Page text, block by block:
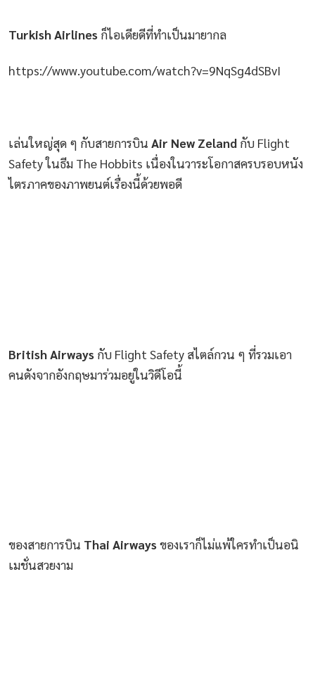
Turkish Airlines ก็ไอเดียดีที่ทำเป็นมายากล
https://www.youtube.com/watch?v=9NqSg4dSBvI
เล่นใหญ่สุด ๆ กับสายการบิน Air New Zeland กับ Flight
Safety ในธีม The Hobbits เนื่องในวาระโอกาสครบรอบหนัง
ไตรภาคของภาพยนต์เรื่องนี้ด้วยพอดี
British Airways กับ Flight Safety สไตล์กวน ๆ ที่รวมเอา
คนดังจากอังกฤษมาร่วมอยู่ในวิดีโอนี้
ของสายการบิน Thai Airwaysของเราก็ไม่แพ้ใครทำเป็นอนิ
เมชั่นสวยงาม